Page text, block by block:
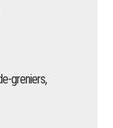
greniers,